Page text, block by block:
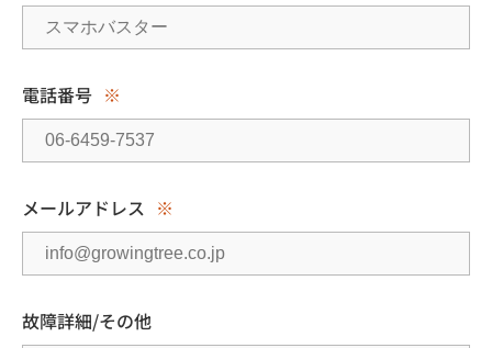
電話番号 ※
メールアドレス ※
故障詳細/その他